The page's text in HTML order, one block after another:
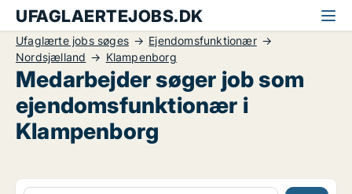
UFAGLAERTEJOBS.DK
Ufaglærte jobs søges
Ejendomsfunktionær
Nordsjælland
Klampenborg
Medarbejder søger job som
ejendomsfunktionær i
Klampenborg